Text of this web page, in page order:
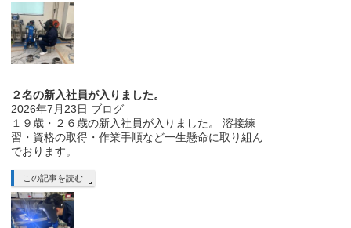
２名の新入社員が入りました。
2026年7月23日 ブログ
１９歳・２６歳の新入社員が入りました。 溶接練
習・資格の取得・作業手順など一生懸命に取り組ん
でおります。
この記事を読む